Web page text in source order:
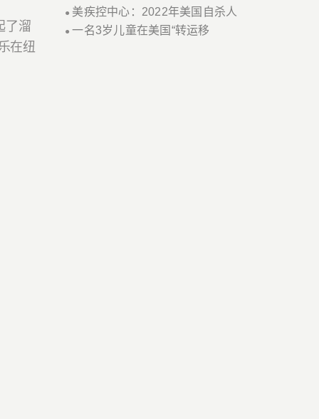
了溜
在纽
● 美疾控中心：2022年美国自杀人
●一名3岁儿童在美国“转运移